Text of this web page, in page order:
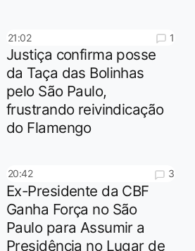
21:02 1
Justiça confirma posse
da Taça das Bolinhas
pelo São Paulo,
frustrando reivindicação
do Flamengo
20:42 3
Ex-Presidente da CBF
Ganha Força no São
Paulo para Assumir a
Presidência no Lugar de